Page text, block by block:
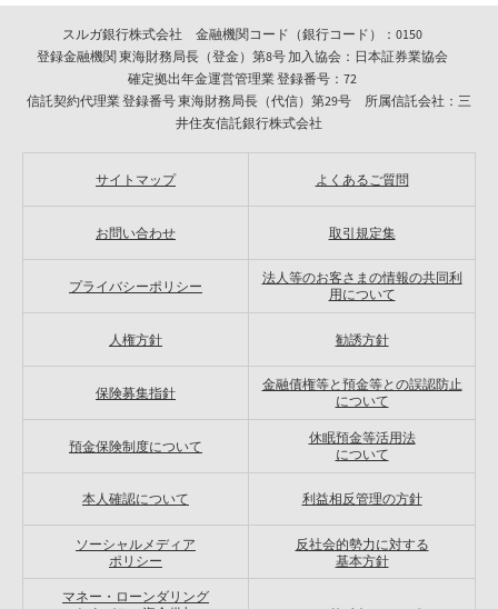
スルガ銀行株式会社 金融機関コード（銀行コード）：0150
登録金融機関 東海財務局長（登金）第8号 加入協会：日本証券業協会
確定拠出年金運営管理業 登録番号：72
信託契約代理業 登録番号 東海財務局長（代信）第29号 所属信託会社：三
井住友信託銀行株式会社
サイトマップ よくあるご質問
お問い合わせ 取引規定集
プライバシーポリシー
法人等のお客さまの情報の共同利
用について
人権方針 勧誘方針
保険募集指針
金融債権等と預金等との誤認防止
について
預金保険制度について
休眠預金等活用法
について
本人確認について 利益相反管理の方針
ソーシャルメディア
ポリシー
反社会的勢力に対する
基本方針
マネー・ローンダリング